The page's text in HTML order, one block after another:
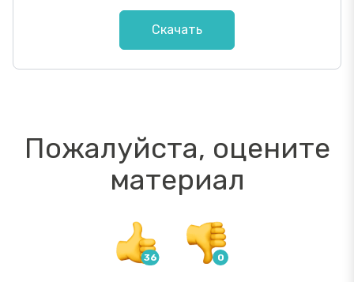
Скачать
Пожалуйста, оцените
материал